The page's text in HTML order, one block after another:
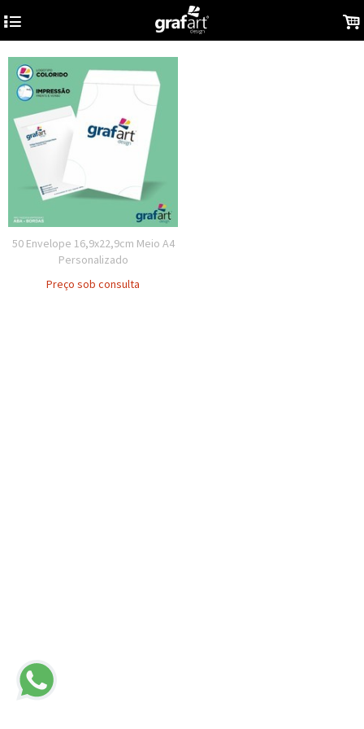
4 .
50 Envelope 16,9x22,9cm Meio A4
Personalizado
Preço sob consulta